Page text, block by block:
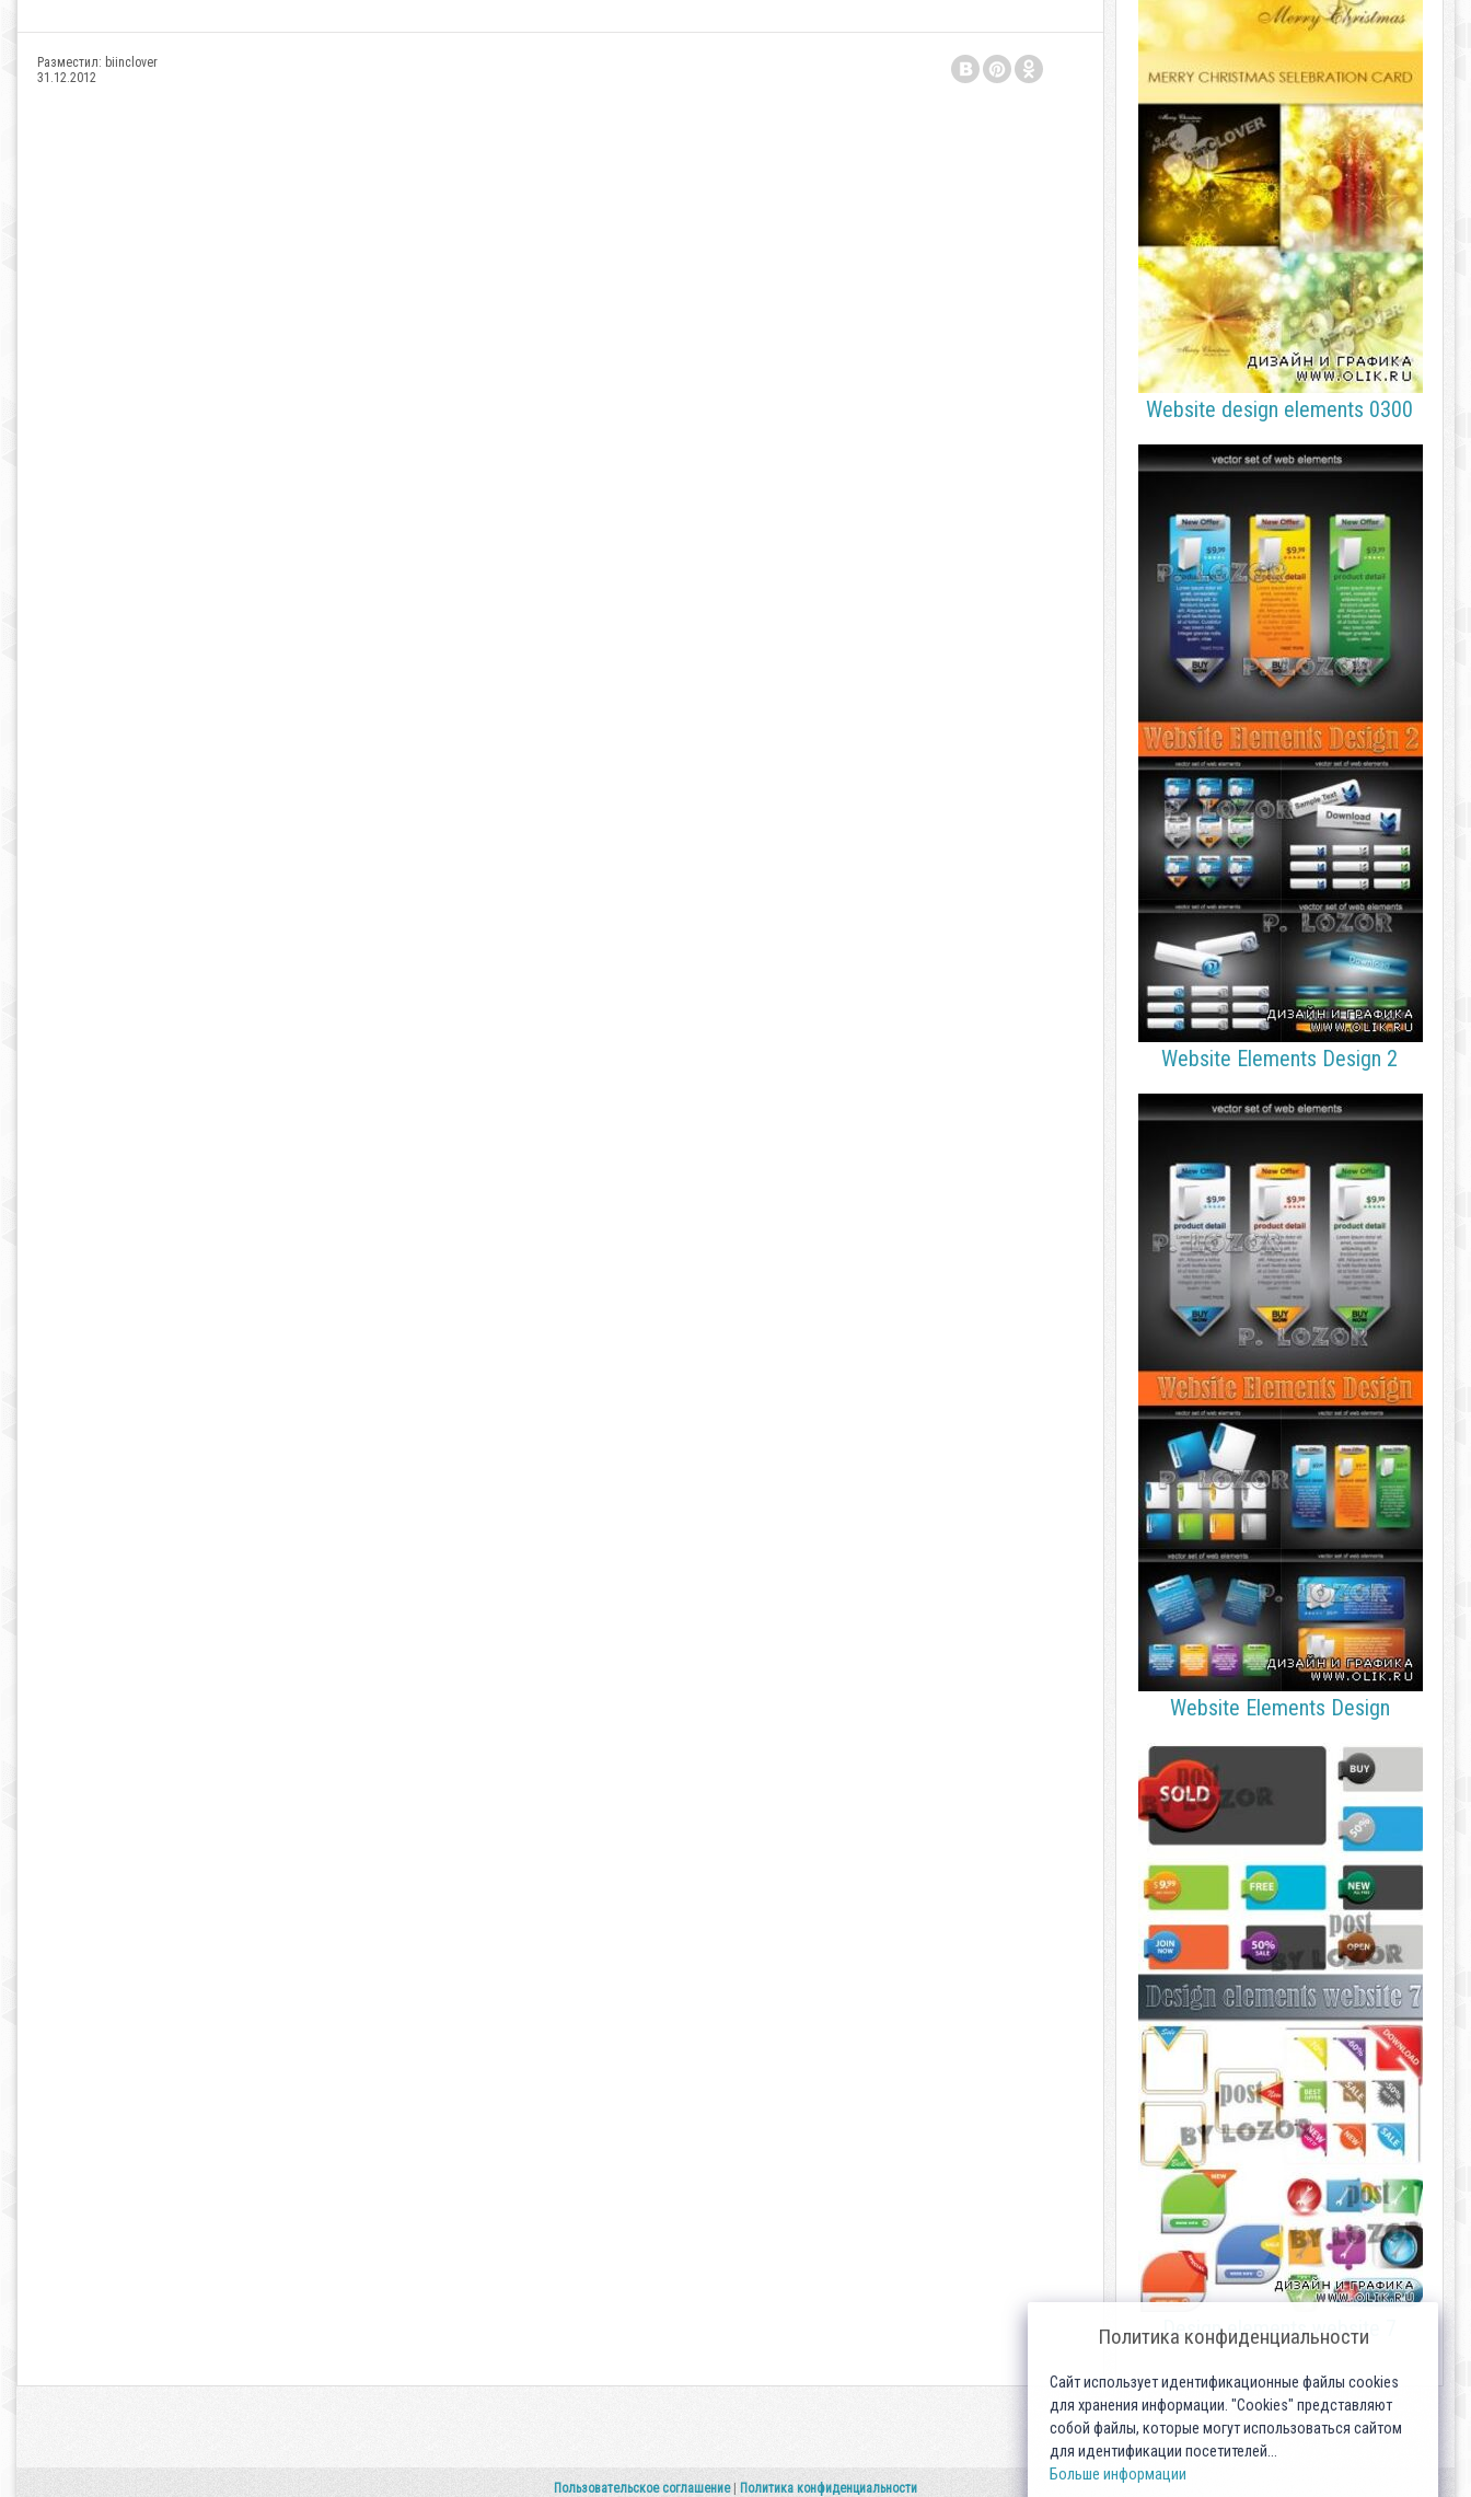
Разместил: biinclover
31.12.2012
Website design elements 0300
Website Elements Design 2
Website Elements Design
Design elements website 7
Пользовательское соглашение Политика конфиденциальности
Политика конфиденциальности
Сайт использует идентификационные файлы cookies
для хранения информации. "Cookies" представляют
собой файлы, которые могут использоваться сайтом
для идентификации посетителей...
Больше информации